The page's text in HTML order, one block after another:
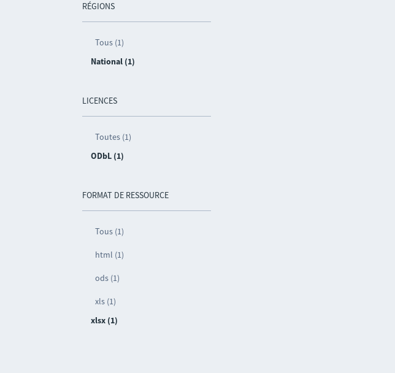
RÉGIONS
Tous (1)
National (1)
LICENCES
Toutes (1)
ODbL (1)
FORMAT DE RESSOURCE
Tous (1)
html (1)
ods (1)
xls (1)
xlsx (1)